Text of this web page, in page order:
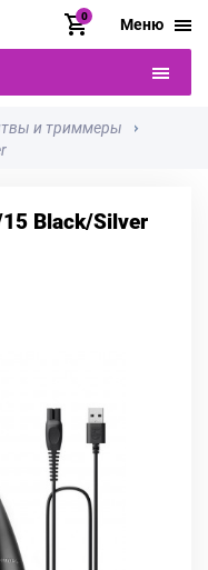
0 Меню
и триммеры
Black/Silver